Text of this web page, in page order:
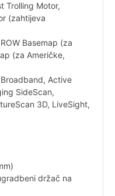
Trolling Motor,
(zahtijeva
Basemap (za
(za Američke,
Active
SideScan,
3D, LiveSight,
držač na